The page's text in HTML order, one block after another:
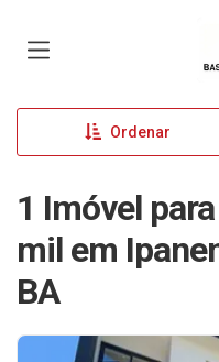
Ordenar
1 Imóvel
mil em
BA